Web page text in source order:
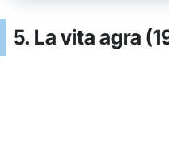
5. La vita agra